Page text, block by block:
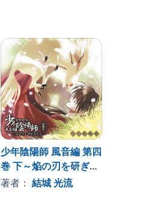
少年陰陽師 風音編 第四
巻 下～焔の刃を研ぎ澄
ませ
著者： 結城 光流